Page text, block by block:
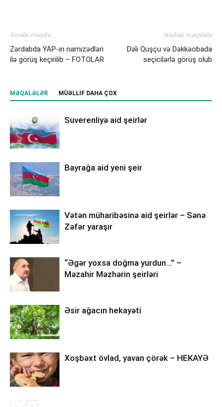
Əvvəlki məqalə
Zərdabda YAP-ın namizədləri
ilə görüş keçirilib – FOTOLAR
Növbəti məqalədə
Dəli Quşçu və Dəkkəobada
seçicilərlə görüş olub
MƏQALƏLƏR MÜƏLLIF DAHA ÇOX
Suverenliyə aid şeirlər
Bayrağa aid yeni şeir
Vətən müharibəsinə aid şeirlər – Sənə
Zəfər yaraşır
“Əgər yoxsa doğma yurdun…” –
Məzahir Məzhərin şeirləri
Əsir ağacın hekayəti
Xoşbəxt övlad, yavan çörək – HEKAYƏ